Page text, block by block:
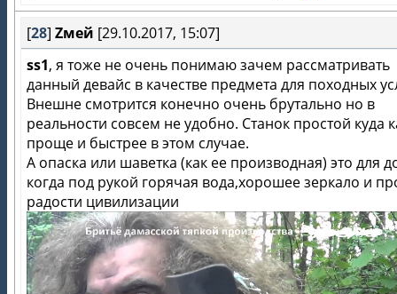
[28] Zмей [29.10.2017, 15:07]
ss1, я тоже не очень понимаю зачем рассматривать
данный девайс в качестве предмета для походных
Внешне смотрится конечно очень брутально но в
реальности совсем не удобно. Станок простой куда
проще и быстрее в этом случае.
А опаска или шаветка (как ее производная) это для
когда под рукой горячая вода,хорошее зеркало и
радости цивилизации